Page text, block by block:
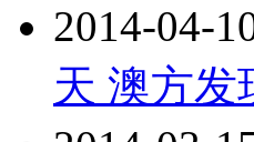
2014-04-
天 澳方发